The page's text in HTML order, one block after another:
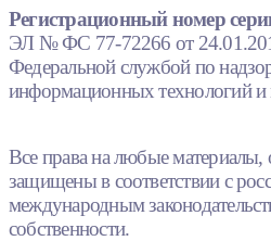
Регистрационный номер
ЭЛ № ФС 77-72266 от
Федеральной службой по
информационных технологий
Все права на любые материалы,
защищены в соответствии с
международным
собственности.